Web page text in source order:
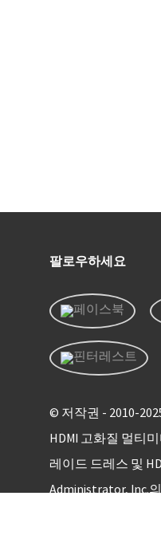
팔로우하세요
© 저작권 - 2010-
HDMI 고화질 멀티
레이드 드레스 및
Administrator, Inc.